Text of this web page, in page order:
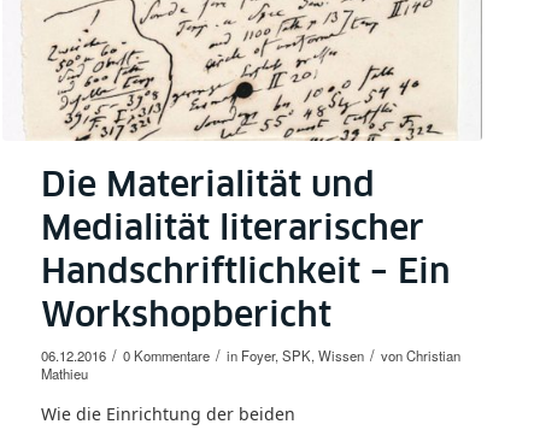
Die Materialität und
Medialität literarischer
Handschriftlichkeit – Ein
Workshopbericht
06.12.2016 / 0 Kommentare / in Foyer, SPK, Wissen / vonChristian
Mathieu
Wie die Einrichtung der beiden